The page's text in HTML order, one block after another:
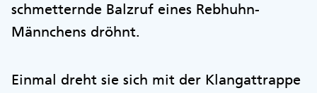
schmetternde Balzruf eines Rebhuhn-
Männchens dröhnt.
Einmal dreht sie sich mit der Klangattrappe